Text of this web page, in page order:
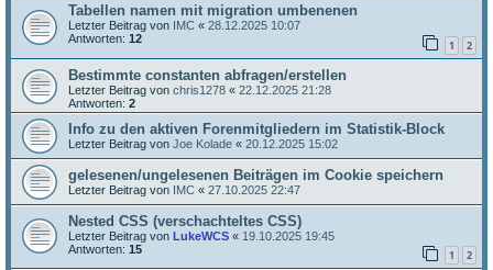
Tabellen namen mit migration umbenenen
Letzter Beitrag von IMC « 28.12.2025 10:07
Antworten: 12 1 2
Bestimmte constanten abfragen/erstellen
Letzter Beitrag von chris1278 « 22.12.2025 21:28
Antworten: 2
Info zu den aktiven Forenmitgliedern im Statistik-Block
Letzter Beitrag von Joe Kolade « 20.12.2025 15:02
gelesenen/ungelesenen Beiträgen im Cookie speichern
Letzter Beitrag von IMC « 27.10.2025 22:47
Nested CSS (verschachteltes CSS)
Letzter Beitrag von LukeWCS « 19.10.2025 19:45
Antworten: 15 1 2